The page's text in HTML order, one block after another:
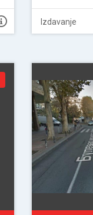
Izdavanje